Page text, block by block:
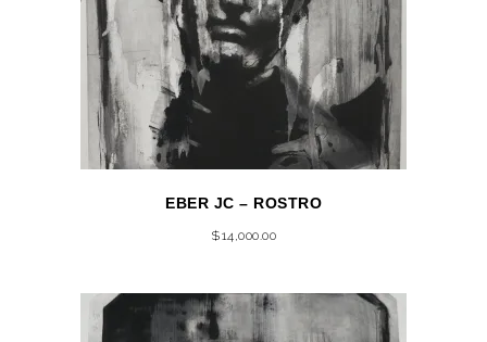
EBER JC – ROSTRO
$14,000.00